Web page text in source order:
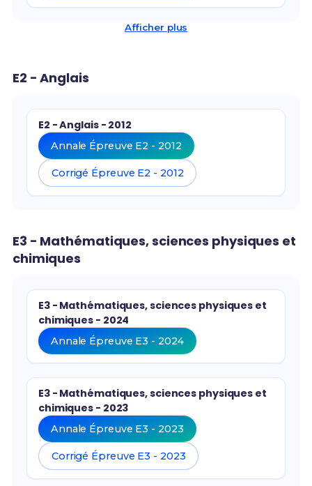
Afficher plus
E2 - Anglais
E2 - Anglais - 2012
Annale Épreuve E2 - 2012
Corrigé Épreuve E2 - 2012
E3 - Mathématiques, sciences physiques et
chimiques
E3 - Mathématiques, sciences physiques et
chimiques - 2024
Annale Épreuve E3 - 2024
E3 - Mathématiques, sciences physiques et
chimiques - 2023
Annale Épreuve E3 - 2023
Corrigé Épreuve E3 - 2023